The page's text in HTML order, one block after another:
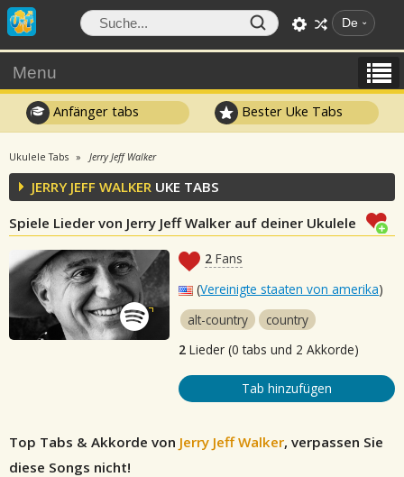
De
Menu
Anfänger tabs Bester Uke Tabs
Ukulele Tabs Jerry Jeff Walker
JERRY JEFF WALKER UKE TABS
Spiele Lieder von Jerry Jeff Walker auf deiner Ukulele
2 Fans
(Vereinigte staaten von amerika)
alt-country
country
2 Lieder (0 tabs und 2 Akkorde)
Tab hinzufügen
Top Tabs & Akkorde von Jerry Jeff Walker, verpassen Sie
diese Songs nicht!